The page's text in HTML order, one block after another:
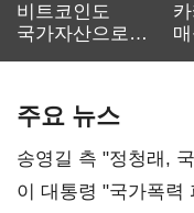
비트코인도
국가자산으로…'
주요 뉴스
송영길 측 "정청래,
총선 지휘 못해"
이 대통령 "국가폭